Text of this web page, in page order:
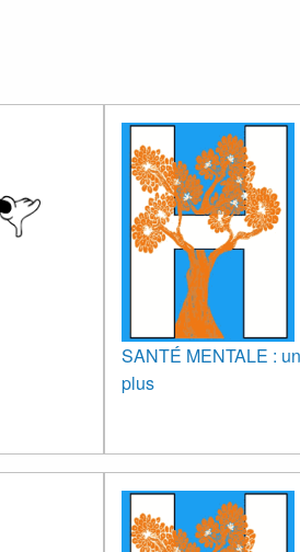
SANTÉ MENTALE :
plus